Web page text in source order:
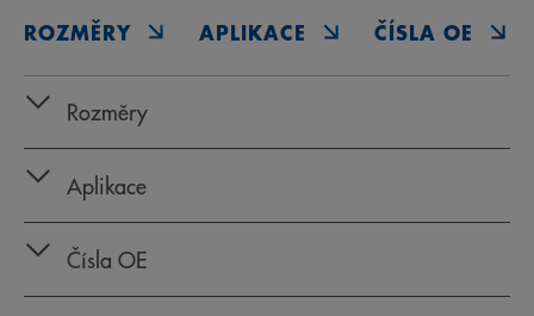
ROZMĚRY APLIKACE ČÍSLA OE
Rozměry
Aplikace
Čísla OE